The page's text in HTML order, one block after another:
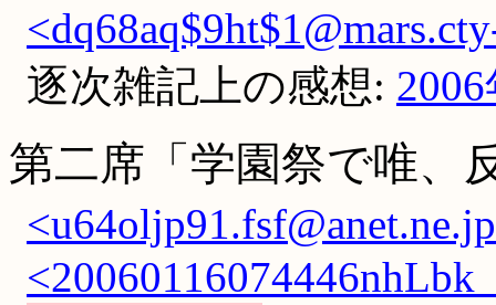
逐次雑記上の感想:
第二席「学園祭で唯、